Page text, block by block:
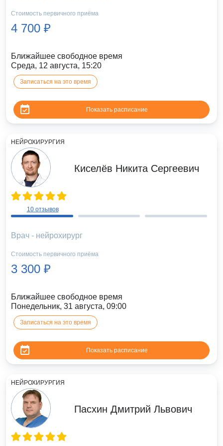
Стоимость первичного приёма
4 700 ₽
Ближайшее свободное время
Среда, 12 августа, 15:20
Записаться на это время
Показать расписание
НЕЙРОХИРУРГИЯ
10 отзывов
Киселёв Никита Сергеевич
Врач - нейрохирург
Стоимость первичного приёма
3 300 ₽
Ближайшее свободное время
Понедельник, 31 августа, 09:00
Записаться на это время
Показать расписание
НЕЙРОХИРУРГИЯ
Пасхин Дмитрий Львович